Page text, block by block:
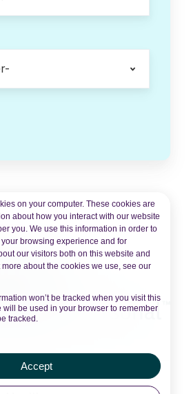
on your computer. These cookies are
about how you interact with our website
you. We use this information in order to
browsing experience and for
our visitors both on this website and
about the cookies we use, see our
won’t be tracked when you visit this
will be used in your browser to remember
tracked.
Accept